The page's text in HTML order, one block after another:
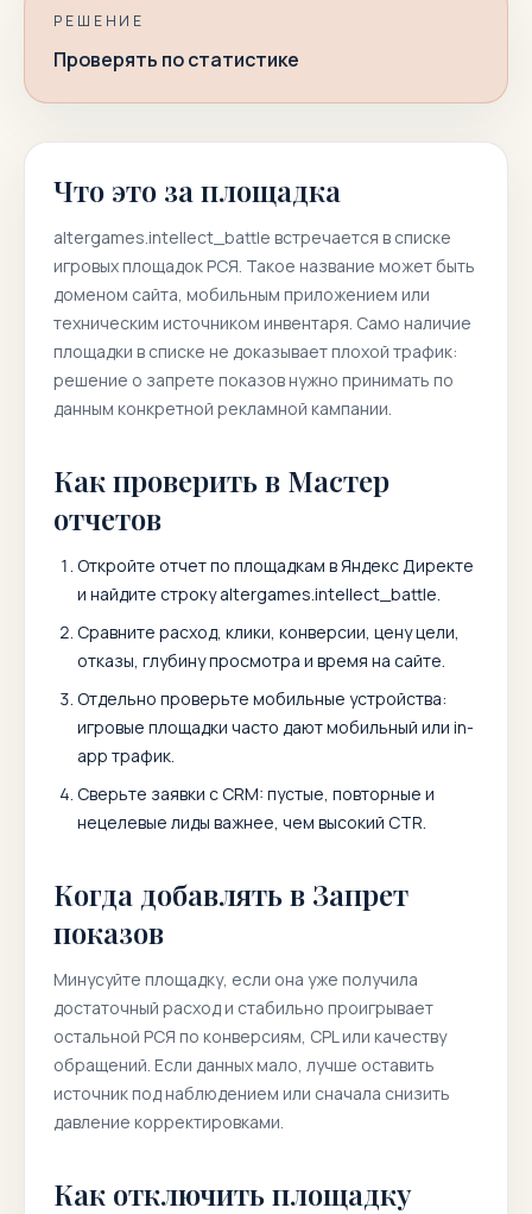
РЕШЕНИЕ
Проверять по статистике
Что это за площадка
altergames.intellect_battle встречается в списке
игровых площадок РСЯ. Такое название может быть
доменом сайта, мобильным приложением или
техническим источником инвентаря. Само наличие
площадки в списке не доказывает плохой трафик:
решение о запрете показов нужно принимать по
данным конкретной рекламной кампании.
Как проверить в Мастер
отчетов
Откройте отчет по площадкам в Яндекс Директе
и найдите строкуaltergames.intellect_battle.
Сравните расход, клики, конверсии, цену цели,
отказы, глубину просмотра и время на сайте.
Отдельно проверьте мобильные устройства:
игровые площадки часто дают мобильный или in-
app трафик.
Сверьте заявки с CRM: пустые, повторные и
нецелевые лиды важнее, чем высокий CTR.
Когда добавлять в Запрет
показов
Минусуйте площадку, если она уже получила
достаточный расход и стабильно проигрывает
остальной РСЯ по конверсиям, CPL или качеству
обращений. Если данных мало, лучше оставить
источник под наблюдением или сначала снизить
давление корректировками.
Как отключить площадку